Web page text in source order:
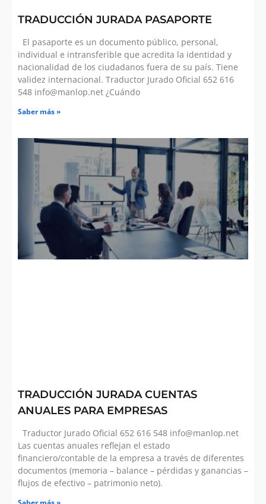
TRADUCCIÓN JURADA PASAPORTE
El pasaporte es un documento público, personal,
individual e intransferible que acredita la identidad y
nacionalidad de los ciudadanos fuera de su país. Tiene
validez internacional. Traductor Jurado Oficial 652 616
548 info@manlop.net ¿Cuándo
Saber más »
TRADUCCIÓN JURADA CUENTAS
ANUALES PARA EMPRESAS
Traductor Jurado Oficial 652 616 548 info@manlop.net
Las cuentas anuales reflejan el estado
financiero/contable de la empresa a través de diferentes
documentos (memoria – balance – pérdidas y ganancias –
flujos de efectivo – patrimonio neto).